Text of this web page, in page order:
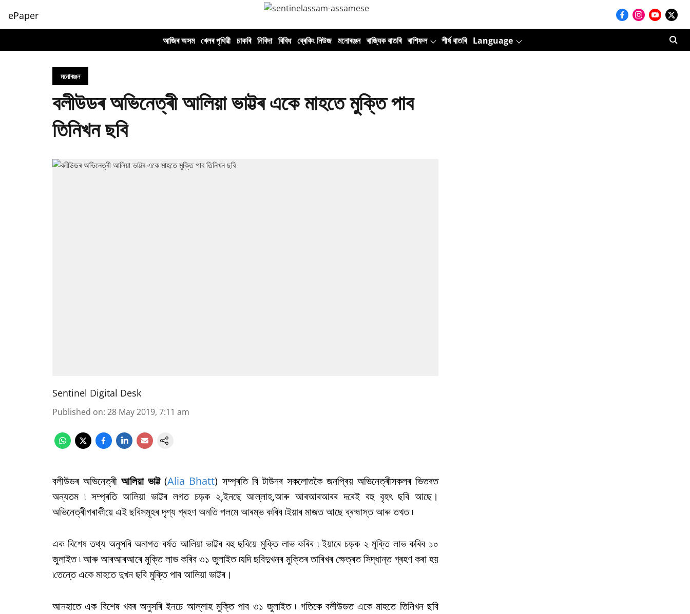
ePaper
আজিৰ অসম খেলৰ পৃথিৱী চাকৰি নিবিদা বিবিধ ব্ৰেকিং নিউজ মনোৰঞ্জন ৰাজ্যিক বাতৰি ৰাশিফল শীৰ্ষ বাতৰি Language
মনোৰঞ্জন
বলীউডৰ অভিনেত্ৰী আলিয়া ভাট্টৰ একে মাহতে মুক্তি পাব
তিনিখন ছবি
Sentinel Digital Desk
Published on: 28 May 2019, 7:11 am
বলীউডৰ অভিনেত্ৰীআলিয়া ভাট্ট(Alia Bhatt) সম্প্ৰতি বি টাউনৰ সকলোতকৈ জনপ্ৰিয় অভিনেত্ৰীসকলৰ ভিতৰত
অন্যতম ৷ সম্প্ৰতি আলিয়া ভাট্টৰ লগত চড়ক ২,ইনছে আল্লাহ,আৰু আৰআৰআৰৰ দৰেই বহু বৃহৎ ছবি আছে।
অভিনেত্ৰীগৰাকীয়ে এই ছবিসমূহৰ দৃশ্য গ্ৰহণ অনতি পলমে আৰম্ভ কৰিব ৷ইয়াৰ মাজত আছে ব্ৰহ্মাস্ত আৰু তখত ৷
এক বিশেষ তথ্য অনুসৰি অনাগত বৰ্ষত আলিয়া ভাট্টৰ বহু ছবিয়ে মুক্তি লাভ কৰিব ৷ ইয়াৰে চড়ক ২ মুক্তি লাভ কৰিব ১০
জুলাইত ৷ আৰু আৰআৰআৰে মুক্তি লাভ কৰিব ৩১ জুলাইত ৷যদি ছবিদুখনৰ মুক্তিৰ তাৰিখৰ ক্ষেত্ৰত সিদ্ধান্ত গ্ৰহণ কৰা হয়
৷তেন্তে একে মাহতে দুখন ছবি মুক্তি পাব আলিয়া ভাট্টৰ।
আনহাতে এক বিশেষ খবৰ অনুসৰি ইনচে আল্লাহ মুক্তি পাব ৩১ জুলাইত ৷ গতিকে বলীউডত একে মাহতে তিনিখন ছবি